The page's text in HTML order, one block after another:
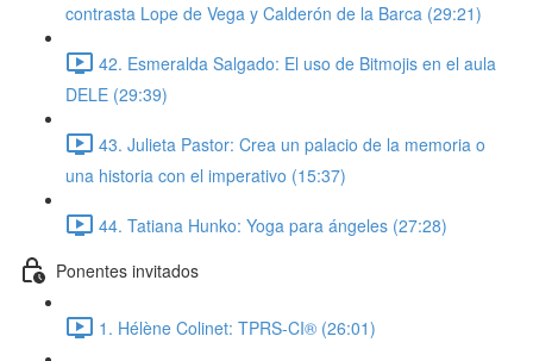
contrasta Lope de Vega y Calderón de la Barca (29:21)
42. Esmeralda Salgado: El uso de Bitmojis en el aula
DELE (29:39)
43. Julieta Pastor: Crea un palacio de la memoria o
una historia con el imperativo (15:37)
44. Tatiana Hunko: Yoga para ángeles (27:28)
Ponentes invitados
1. Hélène Colinet: TPRS-CI® (26:01)